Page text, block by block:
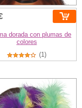
dorada con plumas de
colores
(1)